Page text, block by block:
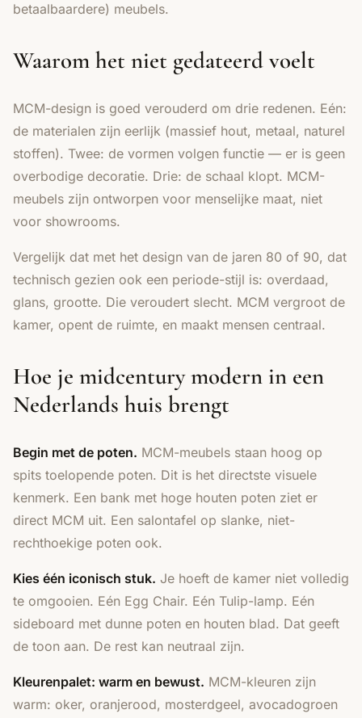
betaalbaardere) meubels.
Waarom het niet gedateerd voelt
MCM-design is goed verouderd om drie redenen. Eén:
de materialen zijn eerlijk (massief hout, metaal, naturel
stoffen). Twee: de vormen volgen functie — er is geen
overbodige decoratie. Drie: de schaal klopt. MCM-
meubels zijn ontworpen voor menselijke maat, niet
voor showrooms.
Vergelijk dat met het design van de jaren 80 of 90, dat
technisch gezien ook een periode-stijl is: overdaad,
glans, grootte. Die veroudert slecht. MCM vergroot de
kamer, opent de ruimte, en maakt mensen centraal.
Hoe je midcentury modern in een
Nederlands huis brengt
Begin met de poten. MCM-meubels staan hoog op
spits toelopende poten. Dit is het directste visuele
kenmerk. Een bank met hoge houten poten ziet er
direct MCM uit. Een salontafel op slanke, niet-
rechthoekige poten ook.
Kies één iconisch stuk. Je hoeft de kamer niet volledig
te omgooien. Eén Egg Chair. Eén Tulip-lamp. Eén
sideboard met dunne poten en houten blad. Dat geeft
de toon aan. De rest kan neutraal zijn.
Kleurenpalet: warm en bewust. MCM-kleuren zijn
warm: oker, oranjerood, mosterdgeel, avocadogroen